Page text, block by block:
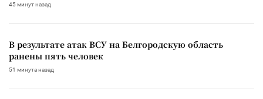
45 минут назад
В результате атак ВСУ на Белгородскую область
ранены пять человек
51 минута назад